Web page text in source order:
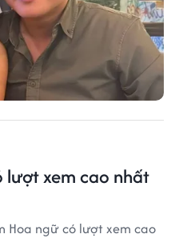
lượt xem cao nhất
Hoa ngữ có lượt xem cao